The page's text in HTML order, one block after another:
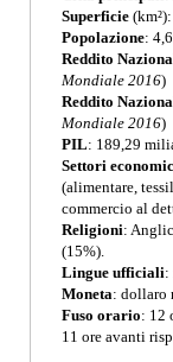
Superficie
Popolazione:
Reddito
Mondiale 2016)
Reddito
Mondiale 2016)
PIL: 189,29
Settori
(alimentare,
commercio al
Religioni:
(15%).
Lingue ufficiali:
Moneta: dollaro
Fuso orario: 12
11 ore avanti